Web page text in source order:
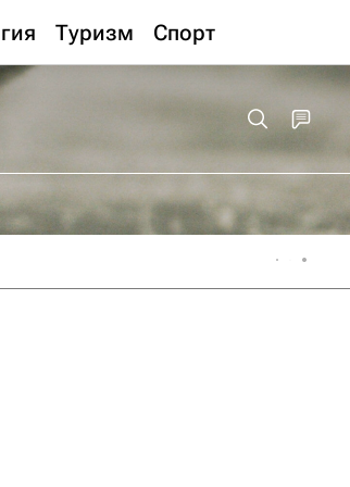
Туризм Спорт